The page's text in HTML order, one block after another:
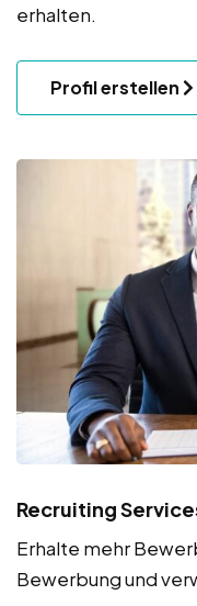
erhalten.
Profil erstellen
Recruiting
Erhalte mehr
Bewerbung und